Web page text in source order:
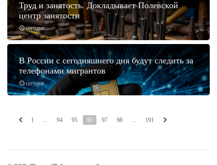
сегодня
Труд и занятость. Докладывает Полевской
центр занятости
сегодня
В России с сегодняшнего дня будут следить за
телефонами мигрантов
1 ... 94 95 96 97 98 ... 191